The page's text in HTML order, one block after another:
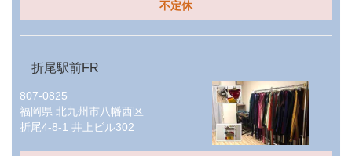
不定休
折尾駅前FR
807-0825
福岡県 北九州市八幡西区
折尾4-8-1 井上ビル302